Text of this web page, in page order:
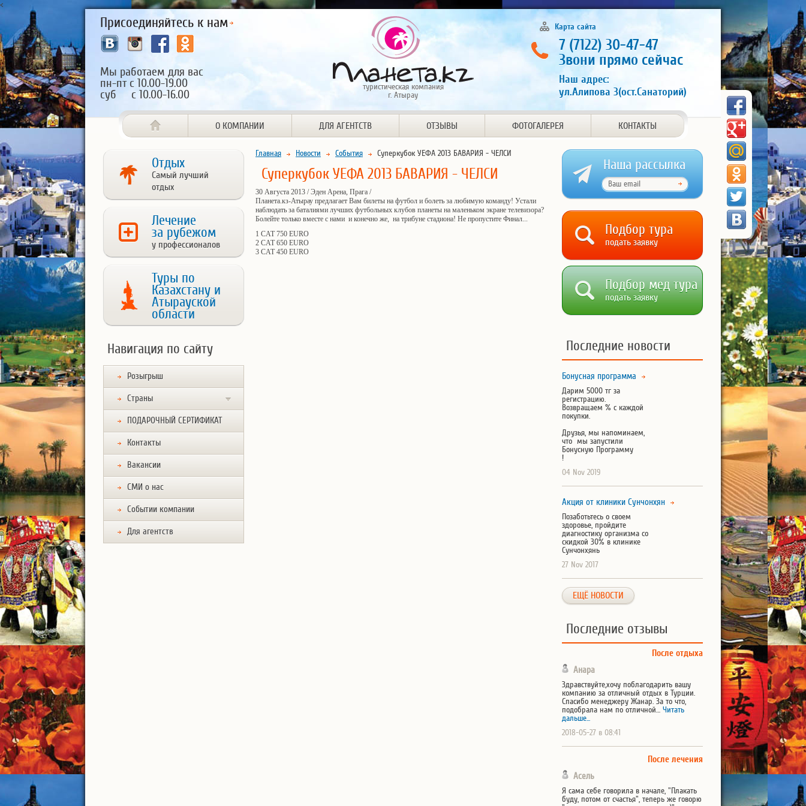
<
Присоединяйтесь к нам
Мы работаем для вас
пн-пт с 10.00-19.00
суб с 10.00-16.00
туристическая компания
г. Атырау
Карта сайта
7 (7122) 30-47-47
Звони прямо сейчас
Наш адрес:
ул.Алипова 3(ост.Санаторий)
О КОМПАНИИ ДЛЯ АГЕНТСТВ ОТЗЫВЫ ФОТОГАЛЕРЕЯ КОНТАКТЫ
Отдых
Самый лучший
отдых
Лечение
за рубежом
у профессионалов
Туры по
Казахстану и
Атырауской
области
Навигация по сайту
Розыгрыш
Страны
ПОДАРОЧНЫЙ СЕРТИФИКАТ
Контакты
Вакансии
СМИ о нас
Событии компании
Для агентств
Главная Новости События Суперкубок УЕФА 2013 БАВАРИЯ - ЧЕЛСИ
Суперкубок УЕФА 2013 БАВАРИЯ - ЧЕЛСИ
30 Августа 2013 / Эден Арена, Прага /
Планета.кз-Атырау предлагает Вам билеты на футбол и болеть за любимую команду! Устали
наблюдать за баталиями лучших футбольных клубов планеты на маленьком экране телевизора?
Болейте только вместе с нами и конечно же, на трибуне стадиона! Не пропустите Финал...
1 CAT 750 EURO
2 CAT 650 EURO
3 CAT 450 EURO
Наша рассылка
Подбор тура
подать заявку
Подбор мед тура
подать заявку
Последние новости
Бонусная программа
Дарим 5000 тг за
регистрацию.
Возвращаем % с каждой
покупки.
Друзья, мы напоминаем,
что мы запустили
Бонусную Программу
!
04 Nov 2019
Акция от клиники Сунчонхян
Позаботьтесь о своем
здоровье, пройдите
диагностику организма со
скидкой 30% в клинике
Сунчонхянь
27 Nov 2017
ЕЩЁ НОВОСТИ
Последние отзывы
После отдыха
Анара
Здравствуйте,хочу поблагодарить вашу
компанию за отличный отдых в Турции.
Спасибо менеджеру Жанар. За то что,
подобрала нам по отличной… Читать
дальше...
2018-05-27 в 08:41
После лечения
Асель
Я сама себе говорила в начале, "Плакать
буду, потом от счастья", теперь же говорю